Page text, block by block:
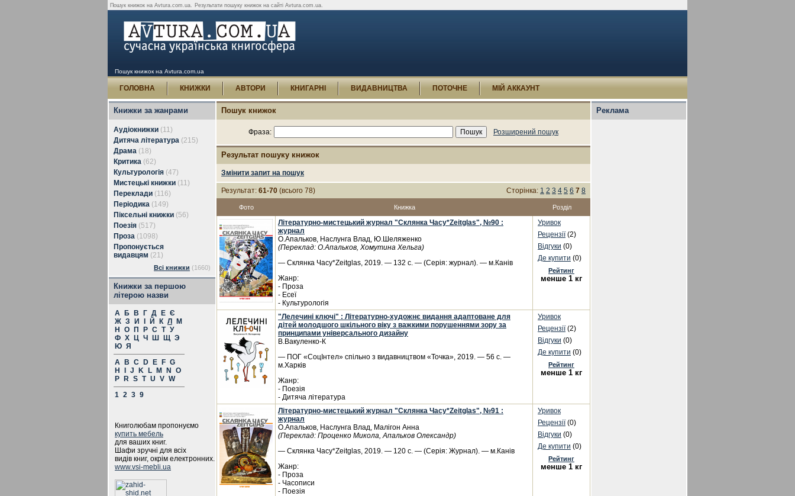
Пошук книжок на Avtura.com.ua. Результати пошуку книжок на сайті Avtura.com.ua.
Пошук книжок на Avtura.com.ua
ГОЛОВНА КНИЖКИ АВТОРИ КНИГАРНІ ВИДАВНИЦТВА ПОТОЧНЕ МІЙ АККАУНТ
Книжки за жанрами
Аудіокнижки (11)
Дитяча література (215)
Драма (18)
Критика (62)
Культурологія (47)
Мистецькі книжки (11)
Переклади (116)
Періодика (149)
Піксельні книжки (56)
Поезія (517)
Проза (1098)
Пропонується
видавцям (21)
Всі книжки (1660)
Книжки за першою
літерою назви
А Б В Г Д Е Є
Ж З И Й К Л
М
Н
О П Р С Т У
Ф Х Ц Ч Ш Щ Э
Ю Я
A
B C D E F G
H
J K L M N
O
P
R S T U V W
1 2 3 9
Книголюбам пропонуємо
купить мебель
для ваших книг.
Шафи зручні для всіх
видів книг, окрім електронних.
www.vsi-mebli.ua
Пошук книжок
Фраза: Розширений пошук
Результат пошуку книжок
Змінити запит на пошук
Результат: 61-70 (всього 78) Сторінка: 1 2 3 4 5 6 7 8
Фото Книжка Розділ
Літературно-мистецький журнал "Склянка Часу*Zeitglas", №90 :
журнал
О.Апальков, Наслунга Влад, Ю.Шеляженко
(Переклад: О.Апальков, Хомутина Хельга)
— Склянка Часу*Zeitglas, 2019. — 132 с. — (Серія: журнал). — м.Канів
Жанр:
- Проза
- Есеї
- Культурологія
Уривок
Рецензії(2)
Відгуки (0)
Де купити (0)
Рейтинг
менше 1 кг
"Лелечині ключі" : Літературно-художнє видання адаптоване для
дітей молодшого шкільного віку з важкими порушеннями зору за
принципами універсального дизайну
В.Вакуленко-К
— ПОГ «СоцІнтел» спільно з видавництвом «Точка», 2019. — 56 с. —
м.Харків
Жанр:
- Поезія
- Дитяча література
Уривок
Рецензії(2)
Відгуки (0)
Де купити (0)
Рейтинг
менше 1 кг
Літературно-мистецький журнал "Склянка Часу*Zeitglas", №91 :
журнал
О.Апальков, Наслунга Влад, Малігон Анна
(Переклад: Проценко Микола, Апальков Олександр)
— Склянка Часу*Zeitglas, 2019. — 120 с. — (Серія: Журнал). — м.Канів
Жанр:
- Проза
- Часописи
- Поезія
Уривок
Рецензії(0)
Відгуки (0)
Де купити (0)
Рейтинг
менше 1 кг
Реклама